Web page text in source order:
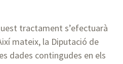
tractament s’efectuarà
mateix, la Diputació de
dades contingudes en els